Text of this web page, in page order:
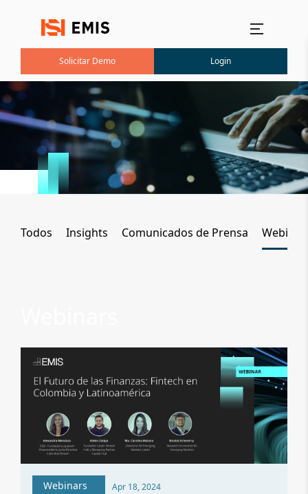
Solicitar Demo Login
Todos Insights Comunicados de Prensa
Webinars Apr 18, 2024